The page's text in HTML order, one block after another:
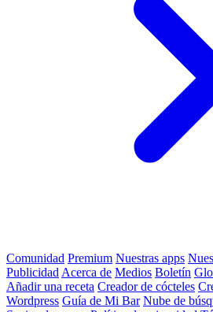
Comunidad Premium Nuestras apps
Publicidad Acerca de Medios Boletín
Añadir una receta Creador de cócteles
Wordpress Guía de Mi Bar Nube de